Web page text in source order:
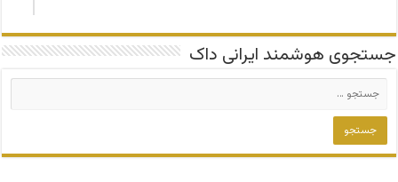
جستجوی هوشمند ایرانی داک